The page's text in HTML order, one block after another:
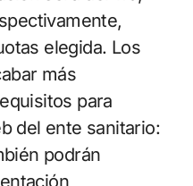
elegida. Los
más
para
del ente sanitario:
podrán